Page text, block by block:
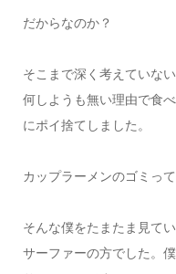
だからなのか？
そこまで深く考えていな
何しようも無い理由で食
にポイ捨てしました。
カップラーメンのゴミっ
そんな僕をたまたま見て
サーファーの方でした。